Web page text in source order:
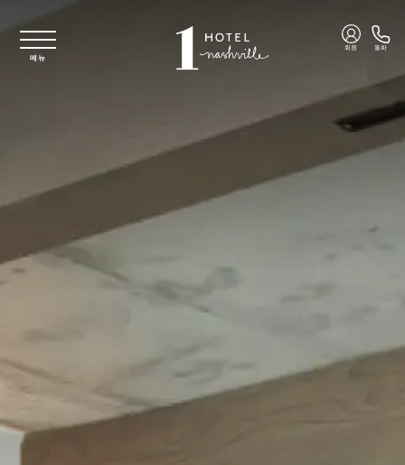
메뉴
회원 통화